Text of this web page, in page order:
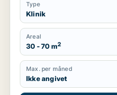
Type
Klinik
Areal
30 - 70 m2
Max. per måned
Ikke angivet